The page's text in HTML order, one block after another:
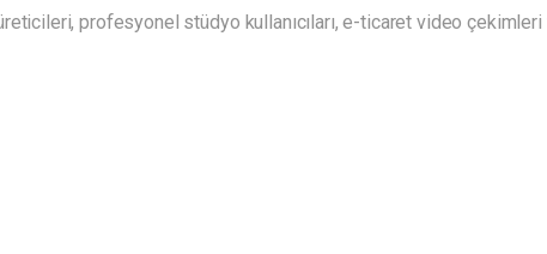
profesyonel stüdyo kullanıcıları, e-ticaret video